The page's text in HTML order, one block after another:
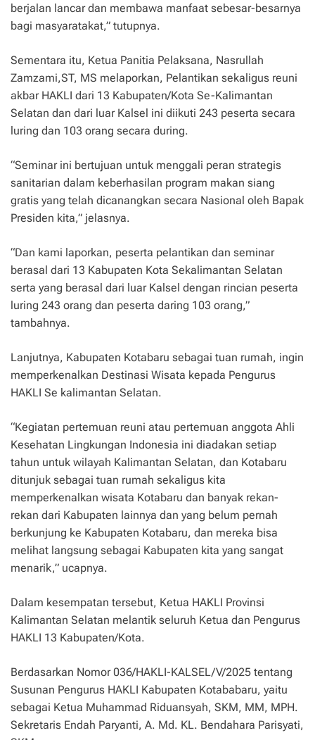
berjalan lancar dan membawa manfaat sebesar-besarnya
bagi masyaratakat,” tutupnya.
Sementara itu, Ketua Panitia Pelaksana, Nasrullah
Zamzami,ST, MS melaporkan, Pelantikan sekaligus reuni
akbar HAKLI dari 13 Kabupaten/Kota Se-Kalimantan
Selatan dan dari luar Kalsel ini diikuti 243 peserta secara
luring dan 103 orang secara during.
“Seminar ini bertujuan untuk menggali peran strategis
sanitarian dalam keberhasilan program makan siang
gratis yang telah dicanangkan secara Nasional oleh Bapak
Presiden kita,” jelasnya.
“Dan kami laporkan, peserta pelantikan dan seminar
berasal dari 13 Kabupaten Kota Sekalimantan Selatan
serta yang berasal dari luar Kalsel dengan rincian peserta
luring 243 orang dan peserta daring 103 orang,”
tambahnya.
Lanjutnya, Kabupaten Kotabaru sebagai tuan rumah, ingin
memperkenalkan Destinasi Wisata kepada Pengurus
HAKLI Se kalimantan Selatan.
“Kegiatan pertemuan reuni atau pertemuan anggota Ahli
Kesehatan Lingkungan Indonesia ini diadakan setiap
tahun untuk wilayah Kalimantan Selatan, dan Kotabaru
ditunjuk sebagai tuan rumah sekaligus kita
memperkenalkan wisata Kotabaru dan banyak rekan-
rekan dari Kabupaten lainnya dan yang belum pernah
berkunjung ke Kabupaten Kotabaru, dan mereka bisa
melihat langsung sebagai Kabupaten kita yang sangat
menarik,” ucapnya.
Dalam kesempatan tersebut, Ketua HAKLI Provinsi
Kalimantan Selatan melantik seluruh Ketua dan Pengurus
HAKLI 13 Kabupaten/Kota.
Berdasarkan Nomor 036/HAKLI-KALSEL/V/2025 tentang
Susunan Pengurus HAKLI Kabupaten Kotababaru, yaitu
sebagai Ketua Muhammad Riduansyah, SKM, MM, MPH.
Sekretaris Endah Paryanti, A. Md. KL. Bendahara Parisyati,